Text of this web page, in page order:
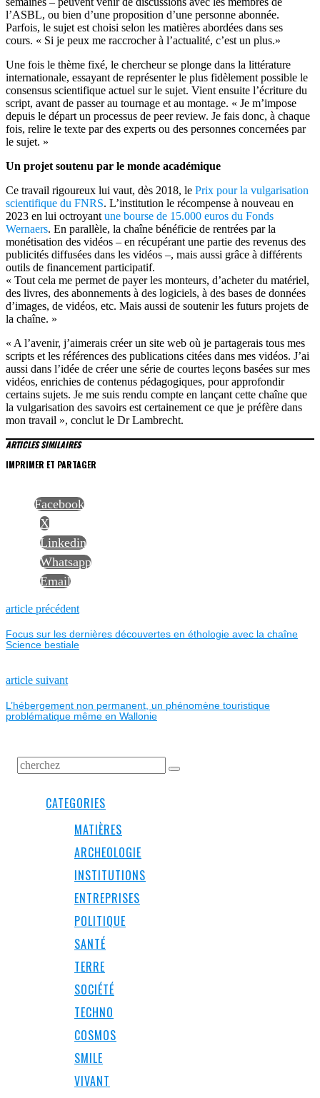
l’ASBL, ou bien d’une proposition d’une personne abonnée.
Parfois, le sujet est choisi selon les matières abordées dans ses
cours. « Si je peux me raccrocher à l’actualité, c’est un plus.»
Une fois le thème fixé, le chercheur se plonge dans la littérature
internationale, essayant de représenter le plus fidèlement possible le
consensus scientifique actuel sur le sujet. Vient ensuite l’écriture du
script, avant de passer au tournage et au montage. « Je m’impose
depuis le départ un processus de peer review. Je fais donc, à chaque
fois, relire le texte par des experts ou des personnes concernées par
le sujet. »
Un projet soutenu par le monde académique
Ce travail rigoureux lui vaut, dès 2018, le Prix pour la vulgarisation
scientifique du FNRS. L’institution le récompense à nouveau en
2023 en lui octroyant une bourse de 15.000 euros du Fonds
Wernaers. En parallèle, la chaîne bénéficie de rentrées par la
monétisation des vidéos – en récupérant une partie des revenus des
publicités diffusées dans les vidéos –, mais aussi grâce à différents
outils de financement participatif.
« Tout cela me permet de payer les monteurs, d’acheter du matériel,
des livres, des abonnements à des logiciels, à des bases de données
d’images, de vidéos, etc. Mais aussi de soutenir les futurs projets de
la chaîne. »
« A l’avenir, j’aimerais créer un site web où je partagerais tous mes
scripts et les références des publications citées dans mes vidéos. J’ai
aussi dans l’idée de créer une série de courtes leçons basées sur mes
vidéos, enrichies de contenus pédagogiques, pour approfondir
certains sujets. Je me suis rendu compte en lançant cette chaîne que
la vulgarisation des savoirs est certainement ce que je préfère dans
mon travail », conclut le Dr Lambrecht.
ARTICLES SIMILAIRES
IMPRIMER ET PARTAGER
Facebook
X
Linkedin
Whatsapp
Email
NAVIGATION
DE
L’ARTICLE
article précédentPrevious
Focus sur les dernières découvertes en éthologie avec la chaîne
Science bestiale
article suivantNext
L’hébergement non permanent, un phénomène touristique
problématique même en Wallonie
CATEGORIES
MATIÈRES
ARCHEOLOGIE
INSTITUTIONS
ENTREPRISES
POLITIQUE
SANTÉ
TERRE
SOCIÉTÉ
TECHNO
COSMOS
SMILE
VIVANT